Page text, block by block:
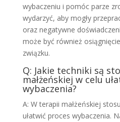
wybaczeniu i pomóc parze
wydarzyć, aby mogły
oraz negatywne
może być również
związku.
Q: Jakie techniki są
małżeńskiej w celu
wybaczenia?
A: W terapii małżeńskiej
ułatwić proces wybaczenia.